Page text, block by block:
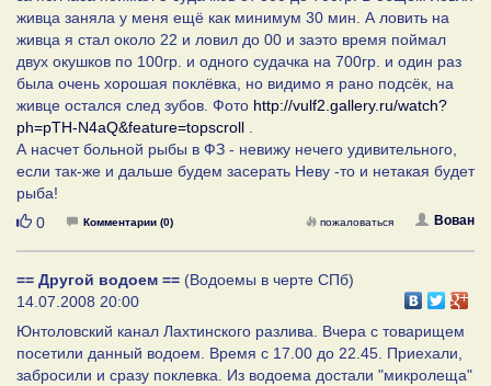
живца заняла у меня ещё как минимум 30 мин. А ловить на
живца я стал около 22 и ловил до 00 и заэто время поймал
двух окушков по 100гр. и одного судачка на 700гр. и один раз
была очень хорошая поклёвка, но видимо я рано подсёк, на
живце остался след зубов. Фото http://vulf2.gallery.ru/watch?
ph=pTH-N4aQ&feature=topscroll
А насчет больной рыбы в ФЗ - невижу нечего удивительного,
если так-же и дальше будем засерать Неву -то и нетакая будет
рыба!
Нравится
0 Комментарии (0) Вован
пожаловаться
== Другой водоем == (Водоемы в черте СПб)
14.07.2008 20:00
Юнтоловский канал Лахтинского разлива. Вчера с товарищем
посетили данный водоем. Время с 17.00 до 22.45. Приехали,
забросили и сразу поклевка. Из водоема достали "микролеща"